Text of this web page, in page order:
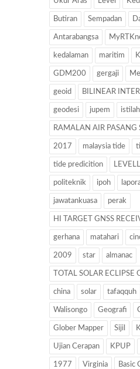
Butiran Sempadan
Antarabangsa
kedalaman maritim
GDM200 gergaji
geoid BILINEAR
geodesi jupem istilah
RAMALAN AIR PASANG
2017 malaysia tide
tide predicition
politeknik ipoh
jawatankuasa perak
HI TARGET GNSS
gerhana matahari
2009 star almanac
TOTAL SOLAR
china solar tafaqquh
Walisongo Geografi
Glober Mapper Sijil
Ujian Cerapan KPUP
1977 Virginia Basic